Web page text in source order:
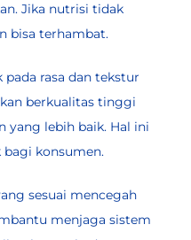
Jika nutrisi tidak
bisa terhambat.
rasa dan tekstur
berkualitas tinggi
yang lebih baik. Hal ini
konsumen.
sesuai mencegah
menjaga sistem